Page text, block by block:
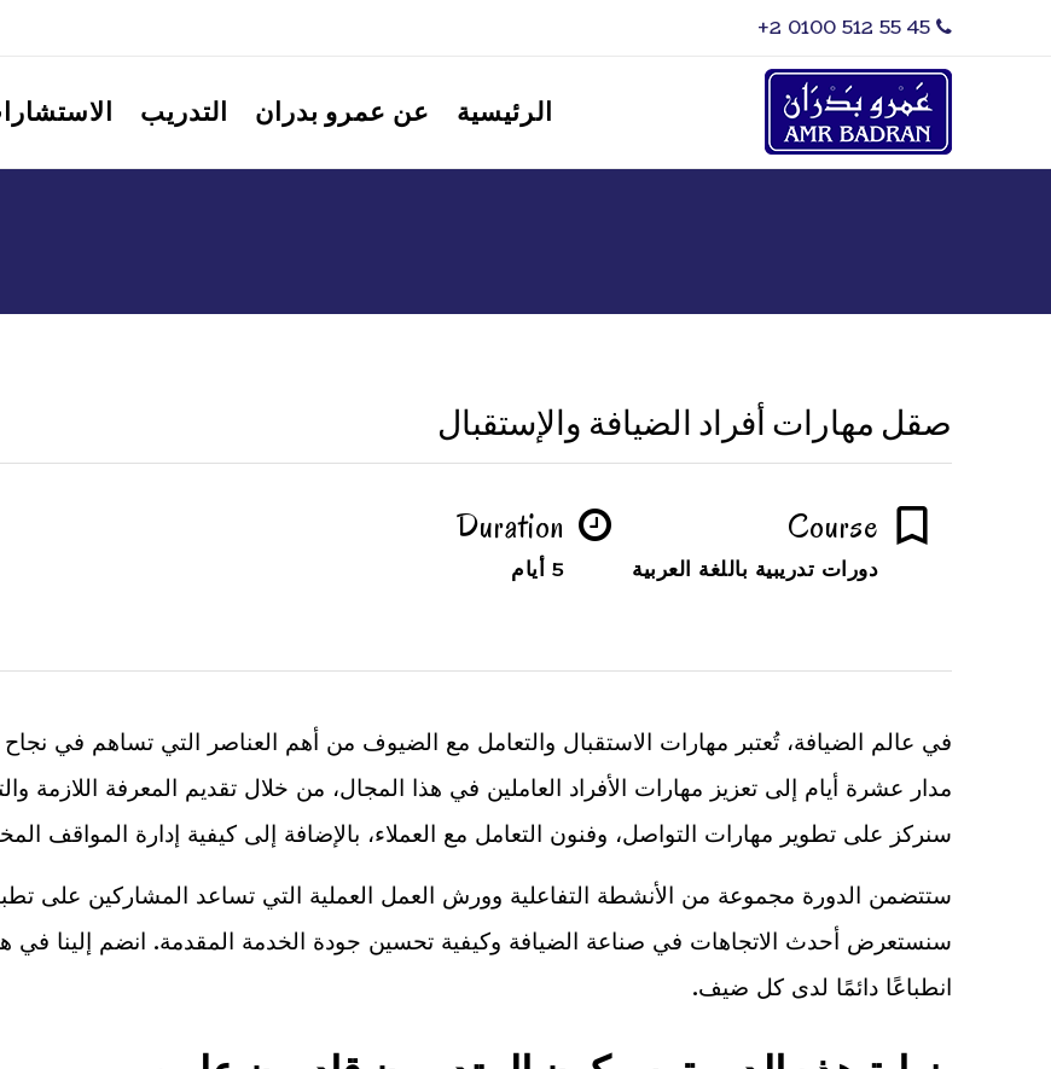
الرئيسية عن عمرو بدران التدريب
صقل مهارات أفراد الضيافة والإستقبال
Course
دورات تدريبية باللغة العربية
Duration
5 أيام
في عالم الضيافة، تُعتبر مهارات الاستقبال والتعامل مع الضيوف من أهم العناصر التي تساهم في
مدار عشرة أيام إلى تعزيز مهارات الأفراد العاملين في هذا المجال، من خلال تقديم المعرفة اللازمة
سنركز على تطوير مهارات التواصل، وفنون التعامل مع العملاء، بالإضافة إلى كيفية إدارة المواقف
ستتضمن الدورة مجموعة من الأنشطة التفاعلية وورش العمل العملية التي تساعد المشاركين على
سنستعرض أحدث الاتجاهات في صناعة الضيافة وكيفية تحسين جودة الخدمة المقدمة. انضم إلينا في
انطباعًا دائمًا لدى كل ضيف.